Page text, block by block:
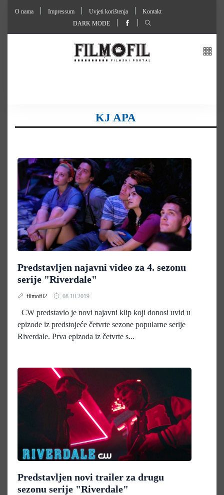
O nama Impressum Uvjeti korištenja
Kontakt
DARK MODE
KJ APA
Predstavljen najavni video za 4. sezonu
serije "Riverdale"
filmofil2 08.10.2019.
CW predstavio je novi najavni klip koji donosi uvid u
epizode iz predstojeće četvrte sezone popularne serije
Riverdale. Prva epizoda iz četvrte s...
Predstavljen novi trailer za drugu
sezonu serije "Riverdale"